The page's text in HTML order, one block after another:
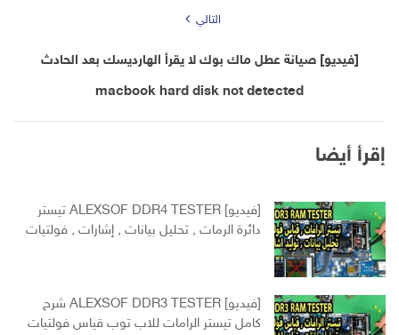
التالي
[فيديو] صيانة عطل ماك بوك لا يقرأ الهارديسك بعد الحادث
macbook hard disk not detected
إقرأ أيضا
[فيديو] ALEXSOF DDR4 TESTER تيستر
دائرة الرمات , تحليل بيانات , إشارات , فولتيات
[فيديو] ALEXSOF DDR3 TESTER شرح
كامل تيستر الرامات للاب توب قياس فولتيات